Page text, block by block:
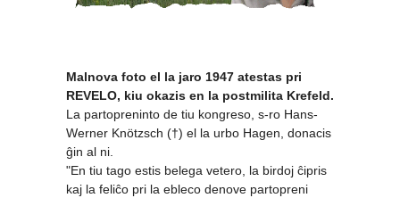
Malnova foto el la jaro 1947 atestas pri
REVELO, kiu okazis en la postmilita Krefeld.
La partopreninto de tiu kongreso, s-ro Hans-
Werner Knötzsch (†) el la urbo Hagen, donacis
ĝin al ni.
"En tiu tago estis belega vetero, la birdoj ĉipris
kaj la feliĉo pri la ebleco denove partopreni